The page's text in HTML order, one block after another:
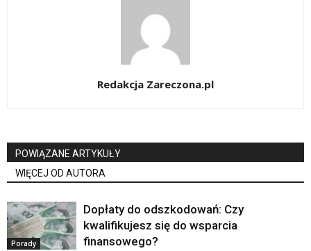
Redakcja Zareczona.pl
POWIĄZANE ARTYKUŁY
WIĘCEJ OD AUTORA
Porady
Dopłaty do odszkodowań: Czy
kwalifikujesz się do wsparcia
finansowego?